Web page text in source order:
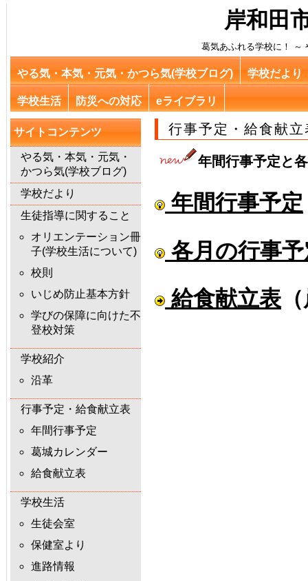
岸和田
葛気あふれる学校に！ ～
やる気・本気・元気・かつら気(学校ブログ) 学校だより
学校生活 防災への対応 eライブラリ
サイトコンテンツ
やる気・本気・元気・
かつら気(学校ブログ)
学校だより
生徒指導に関すること
オリエンテーション冊
子(学校生活について)
校則
いじめ防止基本方針
学びの保障に向けた不
登校対策
学校紹介
沿革
行事予定・給食献立表
年間行事予定
葛城カレンダー
給食献立表
学校生活
生徒会室
保健室より
進路情報
行事予定・給食献立
年間行事予定と
年間行事予定
各月の行事
給食献立表